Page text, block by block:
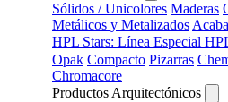
Sólidos / Unicolores Maderas
Metálicos y Metalizados
HPL Stars: Línea Especial
Opak Compacto Pizarras
Chromacore
Productos Arquitectónicos